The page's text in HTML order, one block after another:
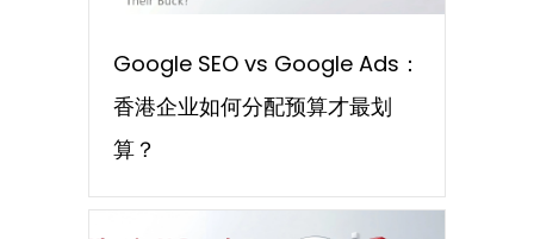
Google SEO vs Google Ads：
香港企业如何分配预算才最划
算？